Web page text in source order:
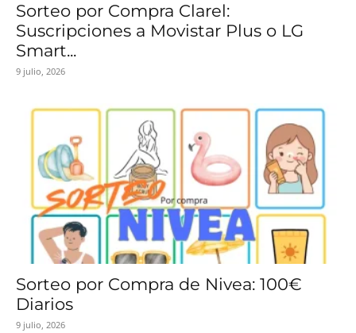
Sorteo por Compra Clarel:
Suscripciones a Movistar Plus o LG
Smart...
9 julio, 2026
Sorteo por Compra de Nivea: 100€
Diarios
9 julio, 2026